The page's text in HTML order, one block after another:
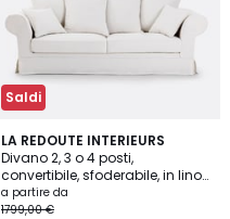
Saldi
LA REDOUTE INTERIEURS
Divano 2, 3 o 4 posti,
convertibile, sfoderabile, in lino
spesso, ADELIA
a partire da
1799,00 €
2
Colori